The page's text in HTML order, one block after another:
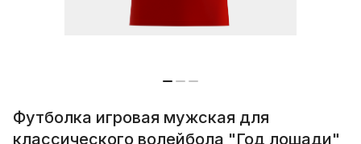
Футболка игровая мужская для
классического волейбола "Год лошади"